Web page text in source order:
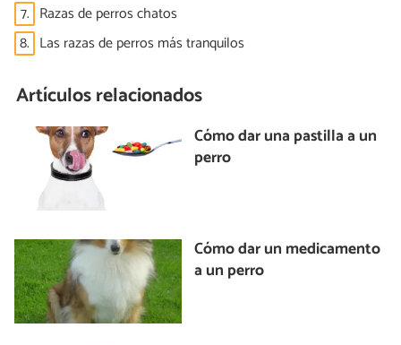
7. Razas de perros chatos
8. Las razas de perros más tranquilos
Artículos relacionados
Cómo dar una pastilla a un
perro
Cómo dar un medicamento
a un perro